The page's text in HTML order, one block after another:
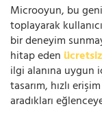
Microoyun, bu
toplayarak
bir deneyim
hitap eden
ilgi alanına uygun
tasarım, hızlı
aradıkları